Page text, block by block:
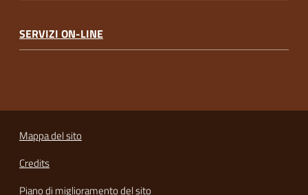
SERVIZI ON-LINE
Mappa del sito
Credits
Piano di miglioramento del sito